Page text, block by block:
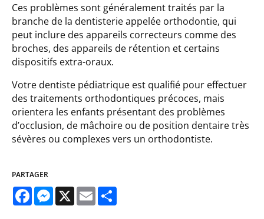
Ces problèmes sont généralement traités par la
branche de la dentisterie appelée orthodontie, qui
peut inclure des appareils correcteurs comme des
broches, des appareils de rétention et certains
dispositifs extra-oraux.
Votre dentiste pédiatrique est qualifié pour effectuer
des traitements orthodontiques précoces, mais
orientera les enfants présentant des problèmes
d’occlusion, de mâchoire ou de position dentaire très
sévères ou complexes vers un orthodontiste.
PARTAGER
FacebookMessenger
X Email